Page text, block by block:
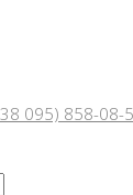
095) 858-08-